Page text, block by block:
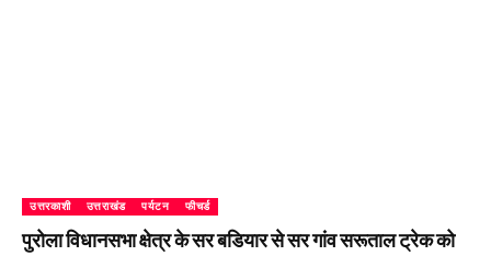
उत्तरकाशी उत्तराखंड पर्यटन फीचर्ड
पुरोला विधानसभा क्षेत्र के सर बडियार से सर गांव सरूताल ट्रेक को